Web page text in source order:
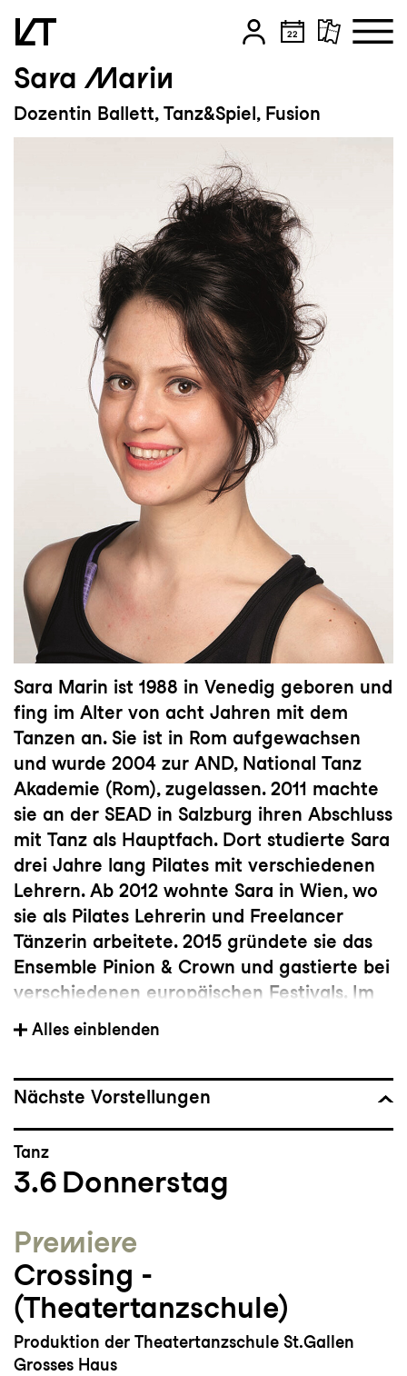
Zum Hauptinhalt springen
Zum Footer springen
Sara Marin
Dozentin Ballett, Tanz&Spiel, Fusion
Sara Marin ist 1988 in Venedig geboren und
fing im Alter von acht Jahren mit dem
Tanzen an. Sie ist in Rom aufgewachsen
und wurde 2004 zur AND, National Tanz
Akademie (Rom), zugelassen. 2011 machte
sie an der SEAD in Salzburg ihren Abschluss
mit Tanz als Hauptfach. Dort studierte Sara
drei Jahre lang Pilates mit verschiedenen
Lehrern. Ab 2012 wohnte Sara in Wien, wo
sie als Pilates Lehrerin und Freelancer
Tänzerin arbeitete. 2015 gründete sie das
Ensemble Pinion & Crown und gastierte bei
verschiedenen europäischen Festivals. Im
September 2016 zog Sara in die Schweiz
und arbeitet hier als Pilates Trainerin
Tanzlehrerin in St. Gallen und Zürich. Seit
Tanzstile in der Theatertanzschule und war
als Gasttänzerin bei der Oper
dabei (St. Galler Festspiele 2017).
https://saratanz.wordpress.com/pilates/
Alles einblenden
Nächste Vorstellungen
Tanz
3.6 Donnerstag
Premiere
Crossing ­
(Theatertanzschule)
Produktion der Theatertanzschule St.Gallen
Grosses Haus